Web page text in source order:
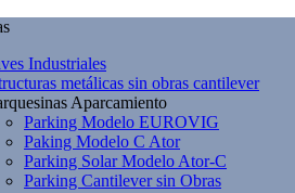
Industriales
metálicas sin obras cantilever
Aparcamiento
Parking Modelo EUROVIG
Paking Modelo C Ator
Parking Solar Modelo Ator-C
Parking Cantilever sin Obras